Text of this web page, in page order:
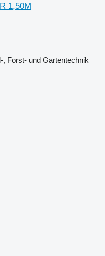
1,50M
, Forst- und Gartentechnik